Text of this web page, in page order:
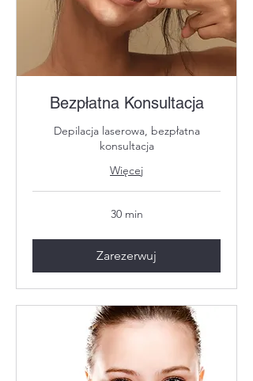
Bezpłatna Konsultacja
Depilacja laserowa, bezpłatna
konsultacja
Więcej
30 min
Zarezerwuj